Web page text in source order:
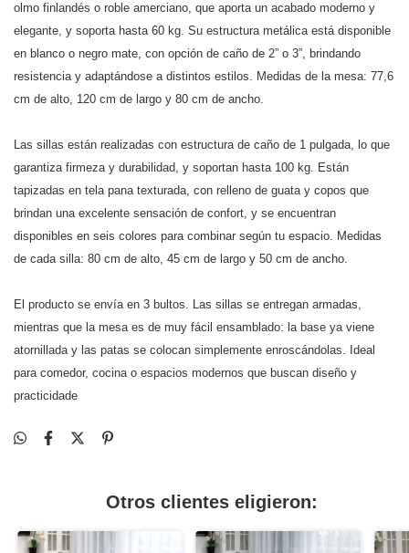
olmo finlandés o roble amerciano, que aporta un acabado moderno y
elegante, y soporta hasta 60 kg. Su estructura metálica está disponible
en blanco o negro mate, con opción de caño de 2” o 3”, brindando
resistencia y adaptándose a distintos estilos. Medidas de la mesa: 77,6
cm de alto, 120 cm de largo y 80 cm de ancho.
Las sillas están realizadas con estructura de caño de 1 pulgada, lo que
garantiza firmeza y durabilidad, y soportan hasta 100 kg. Están
tapizadas en tela pana texturada, con relleno de guata y copos que
brindan una excelente sensación de confort, y se encuentran
disponibles en seis colores para combinar según tu espacio. Medidas
de cada silla: 80 cm de alto, 45 cm de largo y 50 cm de ancho.
El producto se envía en 3 bultos. Las sillas se entregan armadas,
mientras que la mesa es de muy fácil ensamblado: la base ya viene
atornillada y las patas se colocan simplemente enroscándolas. Ideal
para comedor, cocina o espacios modernos que buscan diseño y
practicidade
Otros clientes eligieron: